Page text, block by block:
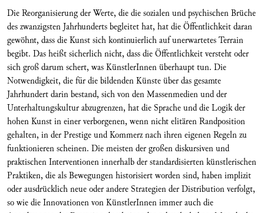
Die Reorganisierung der Werte, die die sozialen und psychischen Brüche
des zwanzigsten Jahrhunderts begleitet hat, hat die Öffentlichkeit daran
gewöhnt, dass die Kunst sich kontinuierlich auf unerwartetes Terrain
begibt. Das heißt sicherlich nicht, dass die Öffentlichkeit versteht oder
sich groß darum schert, was KünstlerInnen überhaupt tun. Die
Notwendigkeit, die für die bildenden Künste über das gesamte
Jahrhundert darin bestand, sich von den Massenmedien und der
Unterhaltungskultur abzugrenzen, hat die Sprache und die Logik der
hohen Kunst in einer verborgenen, wenn nicht elitären Randposition
gehalten, in der Prestige und Kommerz nach ihren eigenen Regeln zu
funktionieren scheinen. Die meisten der großen diskursiven und
praktischen Interventionen innerhalb der standardisierten künstlerischen
Praktiken, die als Bewegungen historisiert worden sind, haben implizit
oder ausdrücklich neue oder andere Strategien der Distribution verfolgt,
so wie die Innovationen von KünstlerInnen immer auch die